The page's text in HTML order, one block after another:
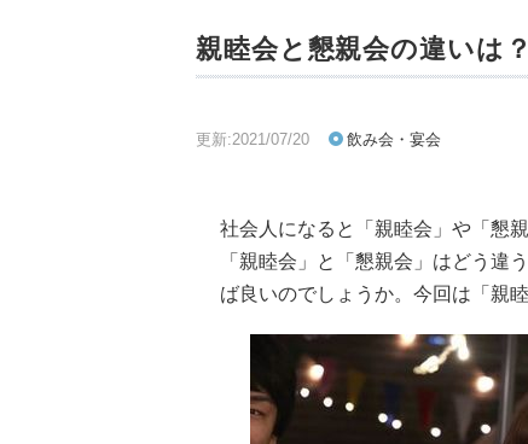
親睦会と懇親会の違いは
更新:2021/07/20 飲み会・宴会
社会人になると「親睦会」や「懇
「親睦会」と「懇親会」はどう違
ば良いのでしょうか。今回は「親